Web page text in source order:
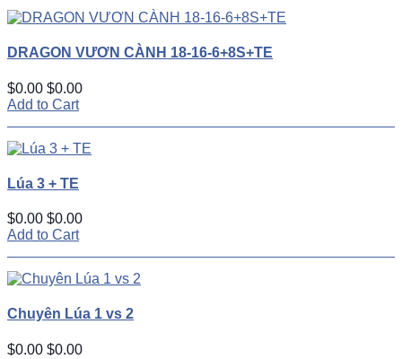
DRAGON VƯƠN CÀNH 18-16-6+8S+TE
$0.00 $0.00
Add to Cart
Lúa 3 + TE
$0.00 $0.00
Add to Cart
Chuyên Lúa 1 vs 2
$0.00 $0.00